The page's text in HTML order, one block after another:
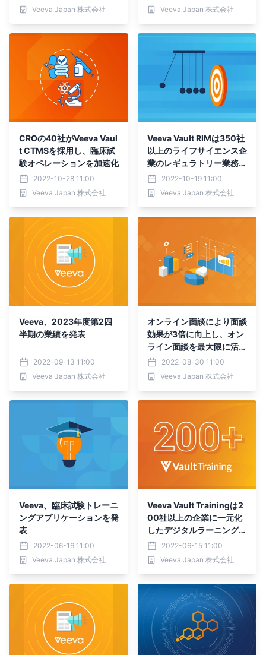
Veeva Japan 株式会社
Veeva Japan 株式会社
CROの40社がVeeva Vaul
t CTMSを採用し、臨床試
験オペレーションを加速化
2022-10-28 11:00
Veeva Japan 株式会社
Veeva Vault RIMは350社
以上のライフサイエンス企
業のレギュラトリー業務を
迅速化し、コンプライアン
スを向上
2022-10-19 11:00
Veeva Japan 株式会社
Veeva、2023年度第2四
半期の業績を発表
2022-09-13 11:00
Veeva Japan 株式会社
オンライン面談により面談
効果が3倍に向上し、オン
ライン面談を最大限に活用
している企業が優位性を示
していることが、業界最大
規模のレポートにより判明
2022-08-30 11:00
Veeva Japan 株式会社
Veeva、臨床試験トレーニ
ングアプリケーションを発
表
2022-06-16 11:00
Veeva Japan 株式会社
Veeva Vault Trainingは2
00社以上の企業に一元化
したデジタルラーニングを
提供2022-06-15 11:00
Veeva Japan 株式会社